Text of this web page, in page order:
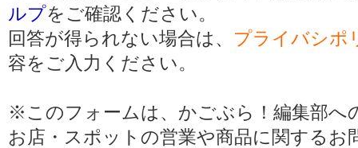
ルプをご確認ください。
回答が得られない場合は、 プライバシポ
容をご入力ください。
※このフォームは、かごぶら！編集部へ
お店・スポットの営業や商品に関する